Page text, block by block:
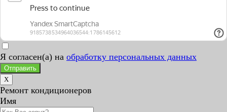
Я согласен(а) на обработку персональных данных
Отправить
X
Ремонт кондиционеров
Имя